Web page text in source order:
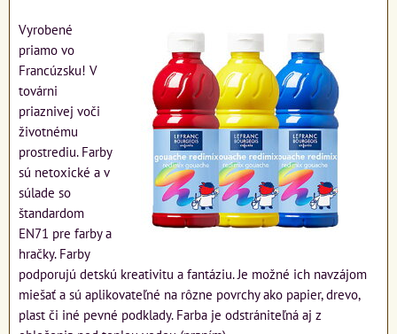
Vyrobené
priamo vo
Francúzsku! V
továrni
priaznivej voči
životnému
prostrediu. Farby
sú netoxické a v
súlade so
štandardom
EN71 pre farby a
hračky. Farby
podporujú detskú kreativitu a fantáziu. Je možné ich navzájom
miešať a sú aplikovateľné na rôzne povrchy ako papier, drevo,
plast či iné pevné podklady. Farba je odstrániteľná aj z